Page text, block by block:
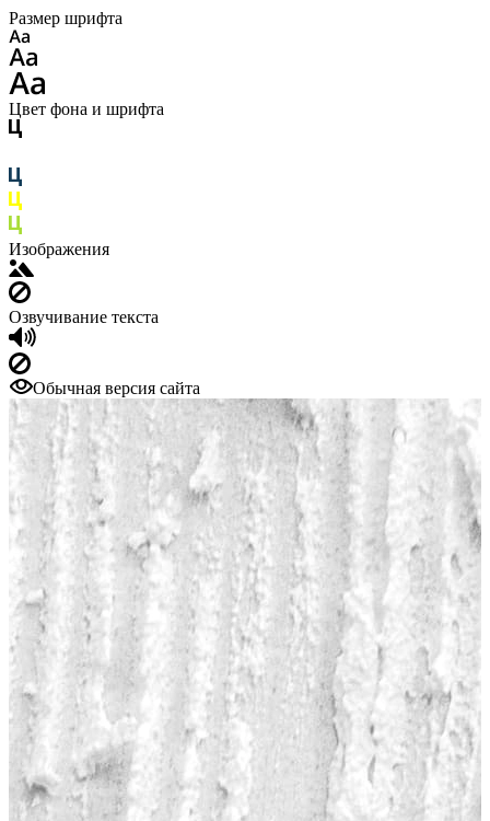
Размер шрифта
Цвет фона и шрифта
Изображения
Озвучивание текста
Обычная версия сайта